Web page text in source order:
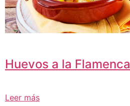
Huevos a la Flamenca
Leer más